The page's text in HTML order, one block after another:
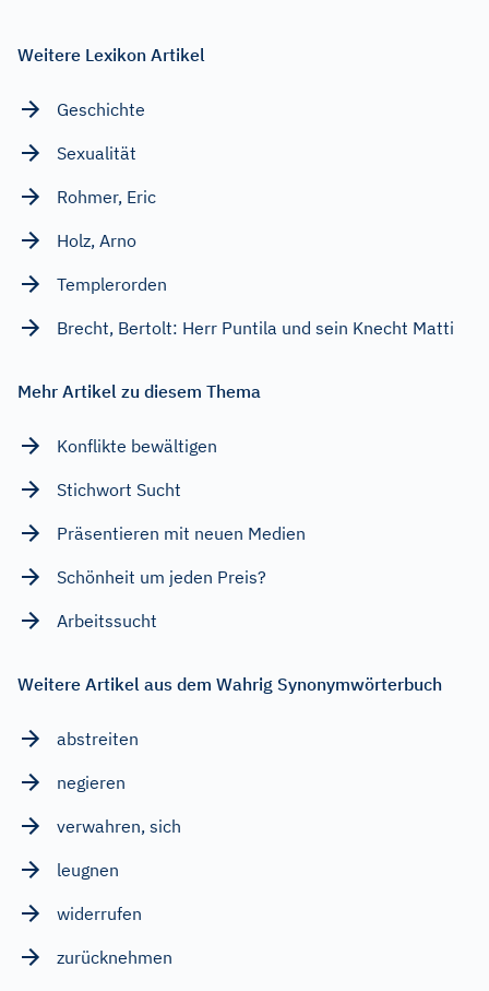
Weitere Lexikon Artikel
Geschichte
Sexualität
Rohmer, Eric
Holz, Arno
Templerorden
Brecht, Bertolt: Herr Puntila und sein Knecht Matti
Mehr Artikel zu diesem Thema
Konflikte bewältigen
Stichwort Sucht
Präsentieren mit neuen Medien
Schönheit um jeden Preis?
Arbeitssucht
Weitere Artikel aus dem Wahrig Synonymwörterbuch
abstreiten
negieren
verwahren, sich
leugnen
widerrufen
zurücknehmen